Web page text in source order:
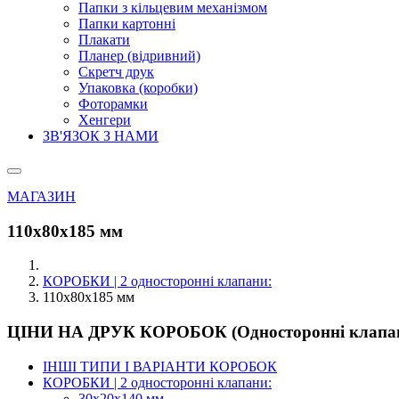
Папки з кільцевим механізмом
Папки картонні
Плакати
Планер (відривний)
Скретч друк
Упаковка (коробки)
Фоторамки
Хенгери
ЗВ'ЯЗОК З НАМИ
МАГАЗИН
110х80х185 мм
КОРОБКИ | 2 односторонні клапани:
110х80х185 мм
ЦІНИ НА ДРУК КОРОБОК (Односторонні
ІНШІ ТИПИ І ВАРІАНТИ КОРОБОК
КОРОБКИ | 2 односторонні клапани: